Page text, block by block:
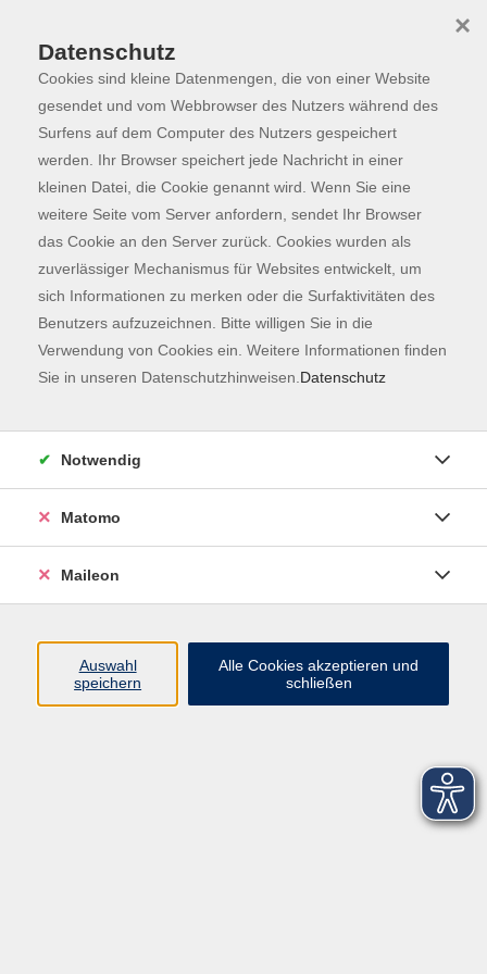
Skip to main content
Programm
Der Kurs konnte nicht gefunden werden.
Kontaktformular
Impressum
AGB
Datenschutzerklärung
Datenschutz
Cookies sind kleine Datenmengen, die von einer Website
gesendet und vom Webbrowser des Nutzers während des
Surfens auf dem Computer des Nutzers gespeichert
werden. Ihr Browser speichert jede Nachricht in einer
kleinen Datei, die Cookie genannt wird. Wenn Sie eine
weitere Seite vom Server anfordern, sendet Ihr Browser
das Cookie an den Server zurück. Cookies wurden als
zuverlässiger Mechanismus für Websites entwickelt, um
sich Informationen zu merken oder die Surfaktivitäten des
Benutzers aufzuzeichnen. Bitte willigen Sie in die
Verwendung von Cookies ein. Weitere Informationen finden
Sie in unseren Datenschutzhinweisen. Datenschutz
×
Notwendig
Matomo
Maileon
Auswahl
speichern
Alle Cookies akzeptieren und
schließen